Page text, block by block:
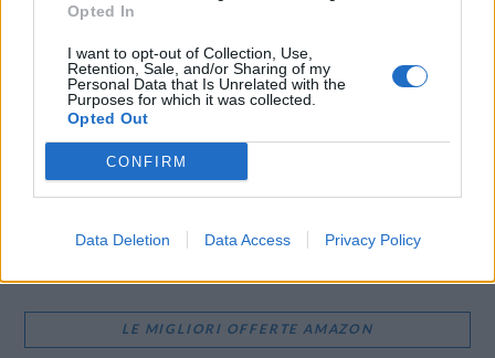
Opted In
I want to opt-out of Collection, Use,
Retention, Sale, and/or Sharing of my
Personal Data that Is Unrelated with the
Purposes for which it was collected.
Opted Out
CONFIRM
Data Deletion Data Access Privacy Policy
CONDIVIDI QUESTO ARTICOLO:
E-mail LinkedIn Facebook
X Mastodon Telegram
LE MIGLIORI OFFERTE AMAZON